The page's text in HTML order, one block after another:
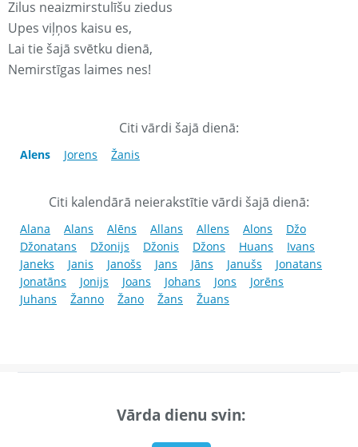
Zilus neaizmirstulīšu ziedus
Upes viļņos kaisu es,
Lai tie šajā svētku dienā,
Nemirstīgas laimes nes!
Citi vārdi šajā dienā:
Alens Jorens Žanis
Citi kalendārā neierakstītie vārdi šajā dienā:
Alana Alans Alēns Allans Allens Alons
Džo
Džonatans
Džonijs Džonis Džons Huans
Ivans
Janeks
Janis Janošs Jans Jāns Janušs
Jonatans
Jonatāns
Jonijs Joans Johans Jons
Jorēns
Juhans
Žanno Žano Žans Žuans
Vārda dienu svin: